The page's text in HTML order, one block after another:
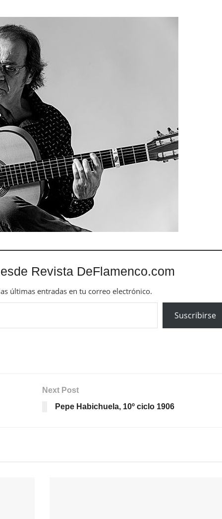
Revista DeFlamenco.com
últimas entradas en tu correo electrónico.
Suscribirse
Next Post
Pepe Habichuela, 10º ciclo 1906